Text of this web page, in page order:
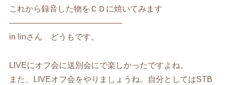
これから録音した物をＣＤに焼いてみます
——————————————
in linさん どうもです。
LIVEにオフ会に送別会にで楽しかったですよね。
また、LIVEオフ会をやりましょうね。自分としてはSTB